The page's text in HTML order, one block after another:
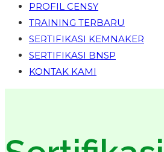
PROFIL CENSY
TRAINING TERBARU
SERTIFIKASI KEMNAKER
SERTIFIKASI BNSP
KONTAK KAMI